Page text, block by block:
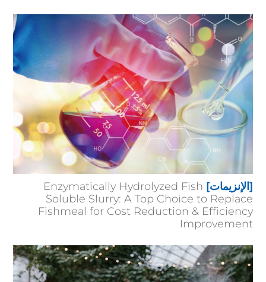
[الإنزيمات] Enzymatically Hydrolyzed Fish
Soluble Slurry: A Top Choice to Replace
Fishmeal for Cost Reduction & Efficiency
Improvement